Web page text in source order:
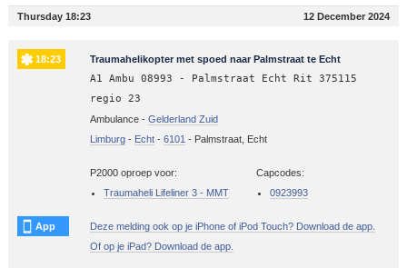
Thursday 18:23 12 December 2024
18:23 Traumahelikopter met spoed naar Palmstraat te Echt
A1 Ambu 08993 - Palmstraat Echt Rit 375115
regio 23
Ambulance - Gelderland Zuid
Limburg- Echt- 6101 - Palmstraat, Echt
P2000 oproep voor:
Traumaheli Lifeliner 3 - MMT
Capcodes:
0923993
App
Deze melding ook op je iPhone of iPod Touch? Download de app.
Of op je iPad? Download de app.